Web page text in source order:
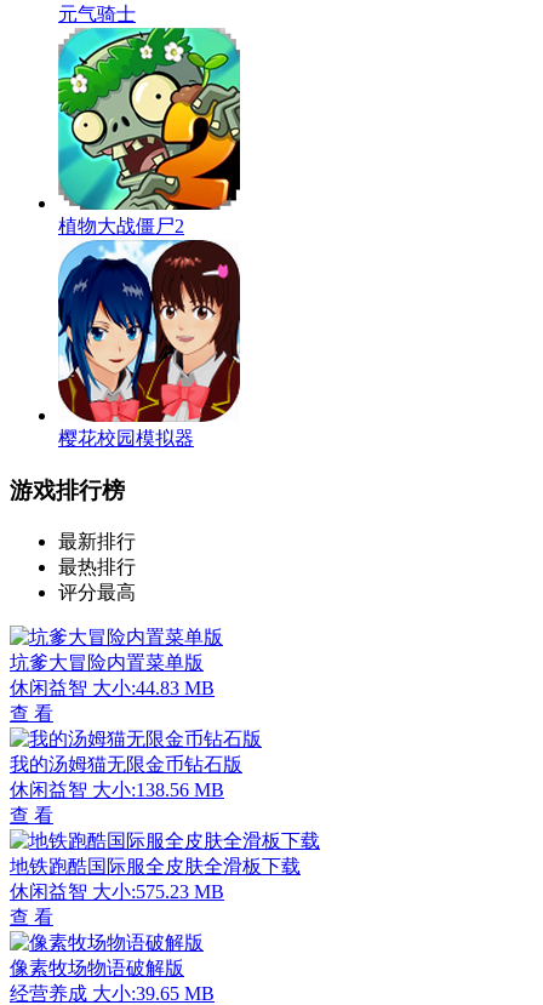
元气骑士
植物大战僵尸2
樱花校园模拟器
游戏排行榜
最新排行
最热排行
评分最高
坑爹大冒险内置菜单版
休闲益智 大小:44.83 MB
查 看
我的汤姆猫无限金币钻石版
休闲益智 大小:138.56 MB
查 看
地铁跑酷国际服全皮肤全滑板下载
休闲益智 大小:575.23 MB
查 看
像素牧场物语破解版
经营养成 大小:39.65 MB